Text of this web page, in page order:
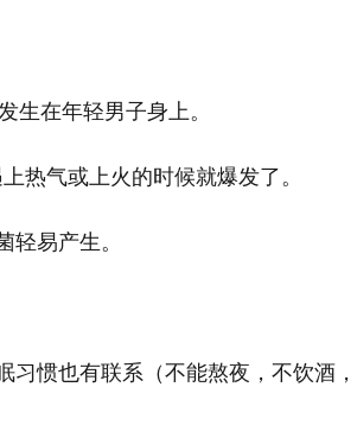
在年轻男子身上。
气或上火的时候就爆发了。
易产生。
惯也有联系（不能熬夜，不饮酒